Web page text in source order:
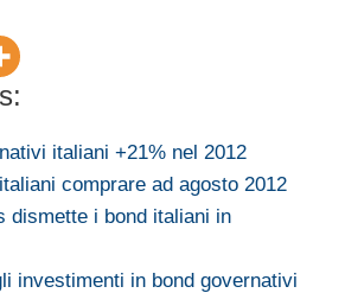
italiani +21% nel 2012
comprare ad agosto 2012
dismette i bond italiani in
investimenti in bond governativi